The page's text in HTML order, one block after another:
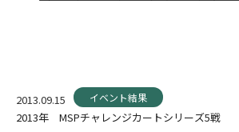
2013.09.15 イベント結果
2013年 MSPチャレンジカートシリーズ5戦